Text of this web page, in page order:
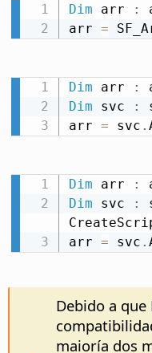
Dim arr :
arr =
Dim arr :
Dim svc :
arr = svc .
Dim arr :
Dim svc :
arr = svc .
Debido a
maioría dos